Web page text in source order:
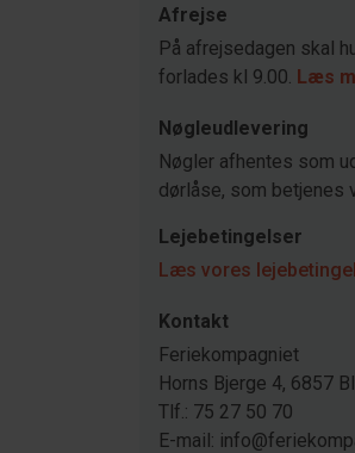
Afrejse
På afrejsedagen skal
forlades kl 9.00. Læs
Nøgleudlevering
Nøgler afhentes som
dørlåse, som betjenes
Lejebetingelser
Læs vores
Kontakt
Feriekompagniet
Horns Bjerge 4, 6857
Tlf.: 75 27 50 70
E-mail: